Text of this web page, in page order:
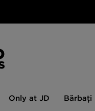
Only at JD Bărbați